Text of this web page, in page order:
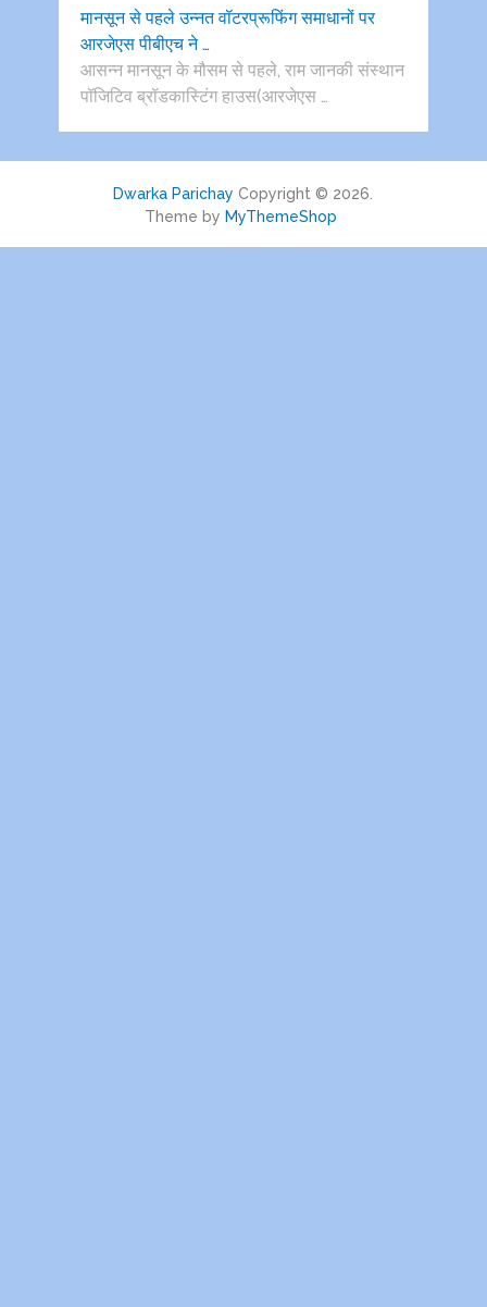
मानसून से पहले उन्नत वॉटरप्रूफिंग समाधानों पर
आरजेएस पीबीएच ने …
आसन्न मानसून के मौसम से पहले, राम जानकी संस्थान
पॉजिटिव ब्रॉडकास्टिंग हाउस(आरजेएस …
Dwarka Parichay Copyright © 2026.
Theme by MyThemeShop